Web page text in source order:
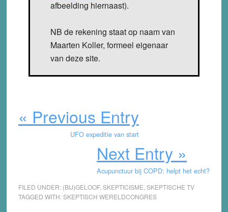
afbeelding hiernaast).
NB de rekening staat op naam van
Maarten Koller, formeel eigenaar
van deze site.
« Previous Entry
UFO expeditie van start
Next Entry »
Acupunctuur bij COPD: helpt het echt?
FILED UNDER: (BIJ)GELOOF, SKEPTICISME SKEPTISCHE TV
TAGGED WITH:SKEPTISCH WERELDCONGRES